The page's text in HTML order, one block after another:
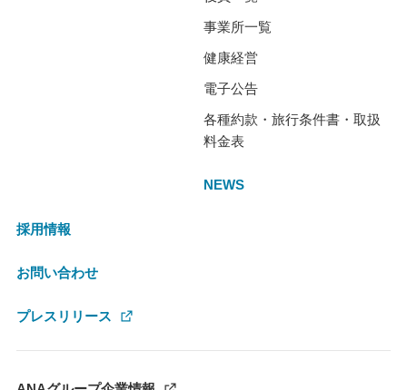
事業所一覧
健康経営
電子公告
各種約款・旅行条件書・取扱
料金表
NEWS
採用情報
お問い合わせ
プレスリリース